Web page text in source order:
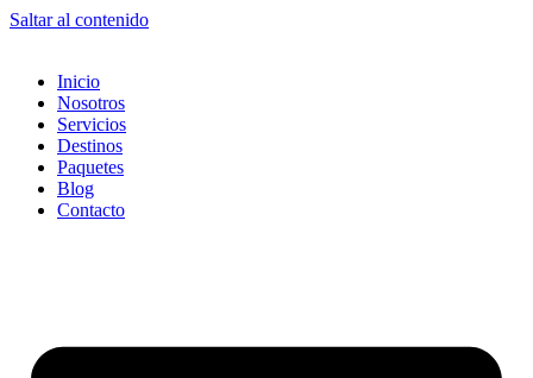
Saltar al contenido
Inicio
Nosotros
Servicios
Destinos
Paquetes
Blog
Contacto